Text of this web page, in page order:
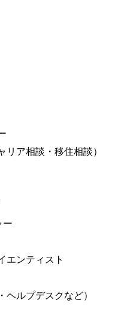
ア相談・移住相談）
ー
エンティスト
ルプデスクなど）